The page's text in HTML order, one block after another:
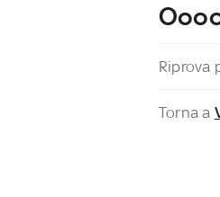
Riprova
Torna a